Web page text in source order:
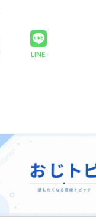
LINE